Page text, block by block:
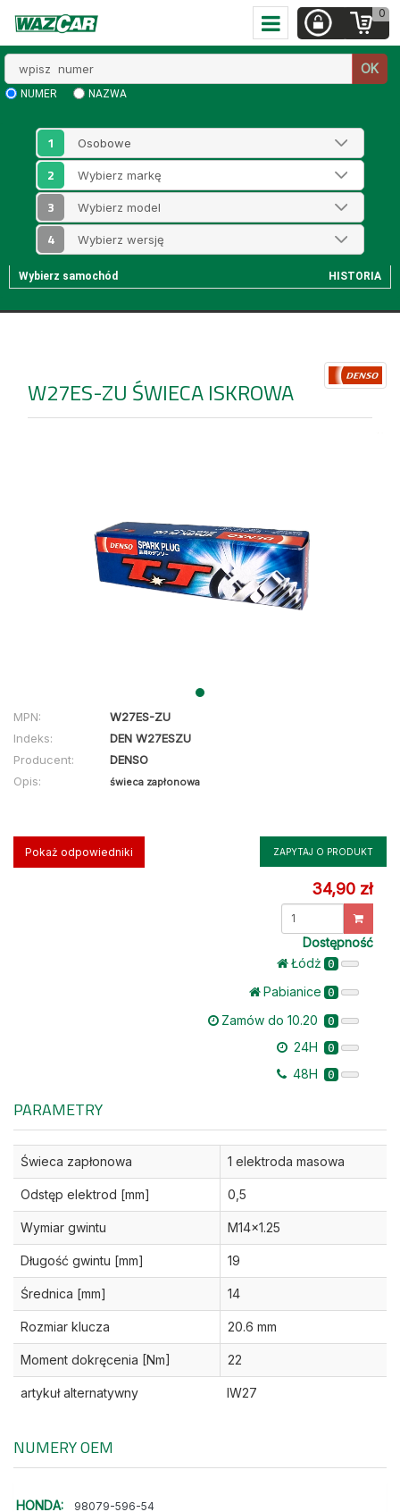
0
numer
OK
NUMER NAZWA
1
2
3
4
Wybierz samochód HISTORIA
W27ES-ZU ŚWIECA ISKROWA
MPN:
W27ES-ZU
Indeks:
DEN W27ESZU
Producent:
DENSO
Opis:
świeca zapłonowa
Pokaż odpowiedniki ZAPYTAJ O PRODUKT
34,90 zł
Dostępność
Łódż 0
Pabianice 0
Zamów do 10.20 0
24H 0
48H 0
PARAMETRY
Świeca zapłonowa 1 elektroda masowa
Odstęp elektrod [mm] 0,5
Wymiar gwintu M14x1.25
Długość gwintu [mm] 19
Średnica [mm] 14
Rozmiar klucza 20.6 mm
Moment dokręcenia [Nm] 22
artykuł alternatywny IW27
NUMERY OEM
HONDA: 98079-596-54